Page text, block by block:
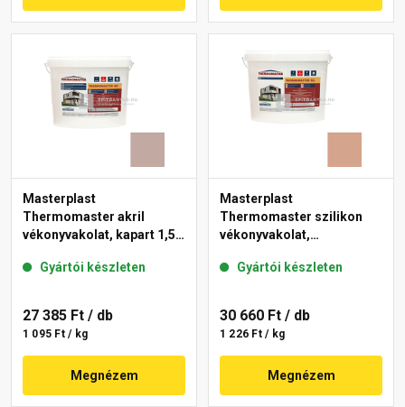
Masterplast
Thermomaster akril
vékonyvakolat, kapart 1,5
Gyártói készleten
27 385 Ft / db
1 095 Ft / kg
Megnézem
Masterplast
Thermomaster szilikon
vékonyvakolat,
12-C 25 kg
Gyártói készleten
30 660 Ft / db
1 226 Ft / kg
Megnézem